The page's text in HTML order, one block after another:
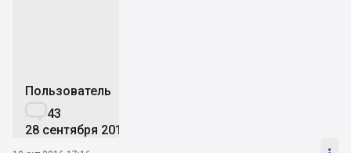
Пользователь
43
28 сентября 2016